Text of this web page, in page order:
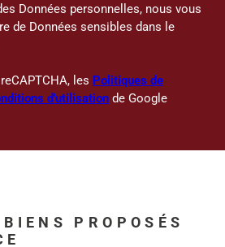
Données personnelles, nous vous
de Données sensibles dans le
les Politiques de
d'utilisation de Google
PROPOSÉS